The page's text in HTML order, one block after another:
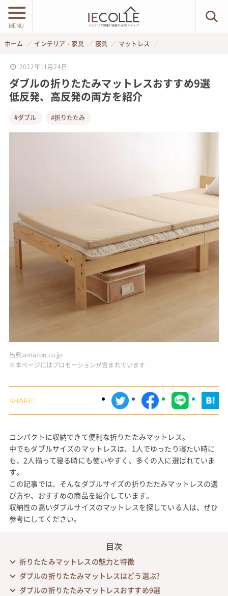
MENU
ホーム インテリア・家具 寝具 マットレス
2022年11月24日
ダブルの折りたたみマットレスおすすめ9選
低反発、高反発の両方を紹介
#ダブル #折りたたみ
出典:amazon.co.jp
※本ページにはプロモーションが含まれています
コンパクトに収納できて便利な折りたたみマットレス。
中でもダブルサイズのマットレスは、1人でゆったり寝たい時に
も、2人揃って寝る時にも使いやすく、多くの人に選ばれていま
す。
この記事では、そんなダブルサイズの折りたたみマットレスの選
び方や、おすすめの商品を紹介しています。
収納性の高いダブルサイズのマットレスを探している人は、ぜひ
参考にしてください。
目次
折りたたみマットレスの魅力と特徴
ダブルの折りたたみマットレスはどう選ぶ?
ダブルの折りたたみマットレスおすすめ9選